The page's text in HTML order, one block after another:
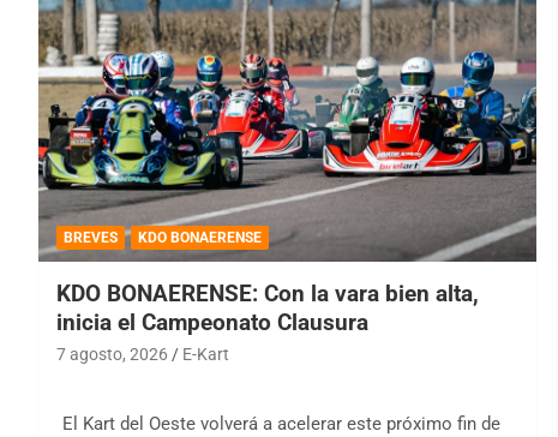
BREVES KDO BONAERENSE
KDO BONAERENSE: Con la vara bien alta,
inicia el Campeonato Clausura
7 agosto, 2026 E-Kart
El Kart del Oeste volverá a acelerar este próximo fin de